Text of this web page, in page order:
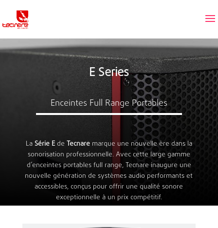
E Series
Enceintes Full Range Portables
LaSérie Ede Tecnaremarque une nouvelle ère dans la
sonorisation professionnelle. Avec cette large gamme
d’enceintes portables full range, Tecnare inaugure une
nouvelle génération de systèmes audio performants et
accessibles, conçus pour offrir une qualité sonore
exceptionnelle à un prix compétitif.